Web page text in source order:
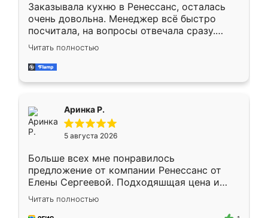
Заказывала кухню в Ренессанс, осталась
очень довольна. Менеджер всё быстро
посчитала, на вопросы отвечала сразу.
Замерщик приехал в субботу, подошёл к
делу со всей ответственностью. Собрали
за день, ребята работали аккуратно, даже
Читать полностью
Аринка Р.
5 августа 2026
Больше всех мне понравилось
предложение от компании Ренессанс от
Елены Сергеевой. Подходяшщая цена и
короткие сроки изготовления. Приехавший
для замера сотрудник Владислав
Читать полностью